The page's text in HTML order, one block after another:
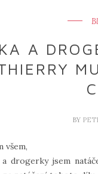
A
BY
všem,
drogerky jsem